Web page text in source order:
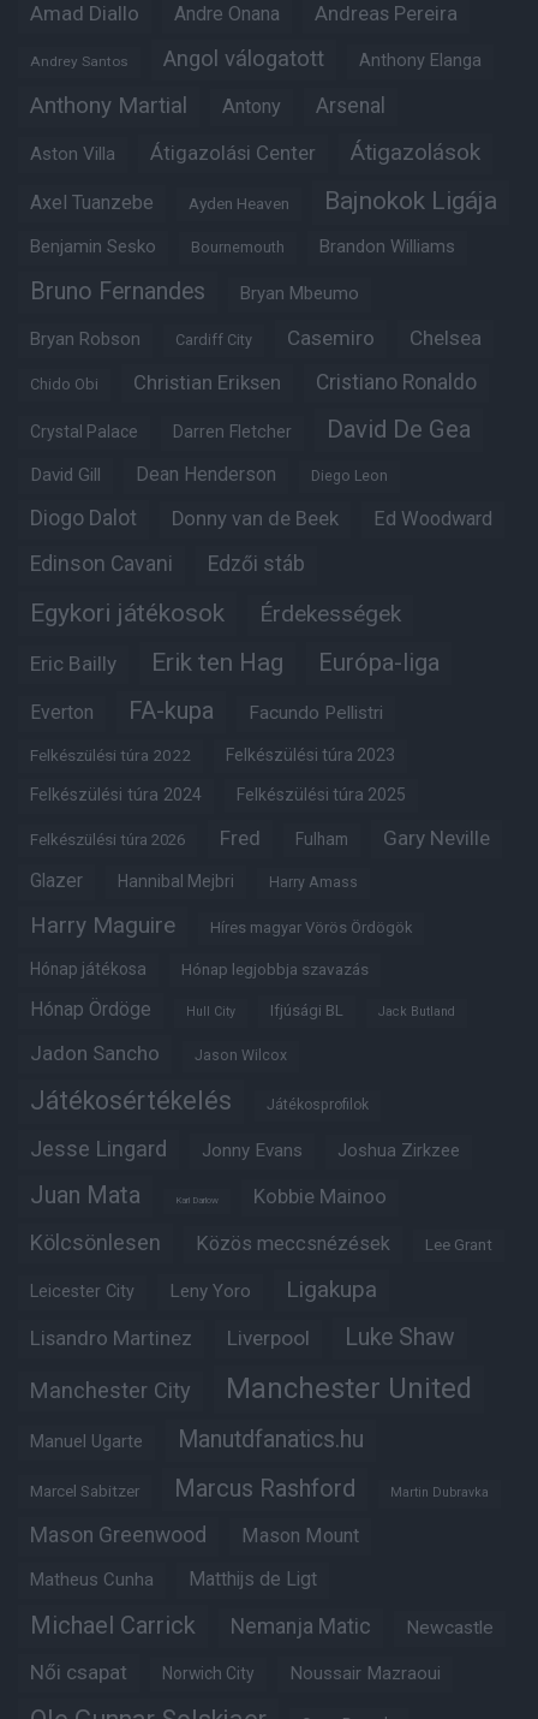
Amad Diallo Andre Onana Andreas Pereira
Andrey Santos Angol válogatott Anthony Elanga
Anthony Martial Antony Arsenal
Aston Villa Átigazolási Center Átigazolások
Axel Tuanzebe Ayden Heaven Bajnokok Ligája
Benjamin Sesko Bournemouth Brandon Williams
Bruno Fernandes Bryan Mbeumo
Bryan Robson Cardiff City Casemiro Chelsea
Chido Obi Christian Eriksen Cristiano Ronaldo
Crystal Palace Darren Fletcher David De Gea
David Gill Dean Henderson Diego Leon
Diogo Dalot Donny van de Beek Ed Woodward
Edinson Cavani Edzői stáb
Egykori játékosok Érdekességek
Eric Bailly Erik ten Hag Európa-liga
Everton FA-kupa Facundo Pellistri
Felkészülési túra 2022 Felkészülési túra 2023
Felkészülési túra 2024 Felkészülési túra 2025
Felkészülési túra 2026 Fred Fulham Gary Neville
Glazer Hannibal Mejbri Harry Amass
Harry Maguire Híres magyar Vörös Ördögök
Hónap játékosa Hónap legjobbja szavazás
Hónap Ördöge Hull City Ifjúsági BL Jack Butland
Jadon Sancho Jason Wilcox
Játékosértékelés Játékosprofilok
Jesse Lingard Jonny Evans Joshua Zirkzee
Juan Mata Karl Darlow Kobbie Mainoo
Kölcsönlesen Közös meccsnézések Lee Grant
Leicester City Leny Yoro Ligakupa
Lisandro Martinez Liverpool Luke Shaw
Manchester City Manchester United
Manuel Ugarte Manutdfanatics.hu
Marcel Sabitzer Marcus Rashford Martin Dubravka
Mason Greenwood Mason Mount
Matheus Cunha Matthijs de Ligt
Michael Carrick Nemanja Matic Newcastle
Női csapat Norwich City Noussair Mazraoui